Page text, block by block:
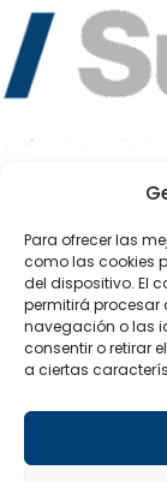
Para ofrecer las
como las cookies
del dispositivo. El
permitirá
navegación o las
consentir o retirar
a ciertas
DESDE
Páginas
Sobre nosotros
Contacto
Tienda
Política de